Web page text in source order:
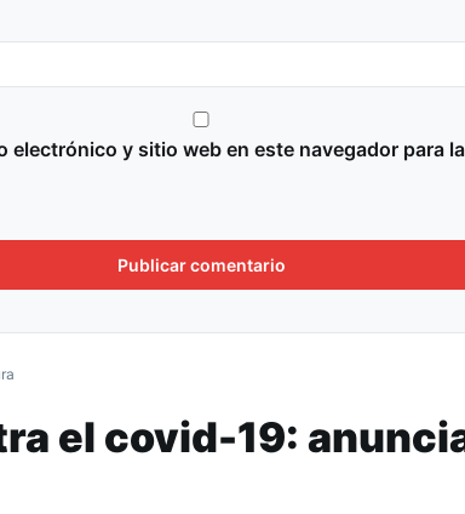
electrónico y sitio web en este navegador para
el covid-19: